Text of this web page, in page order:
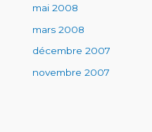
mai 2008
mars 2008
décembre 2007
novembre 2007